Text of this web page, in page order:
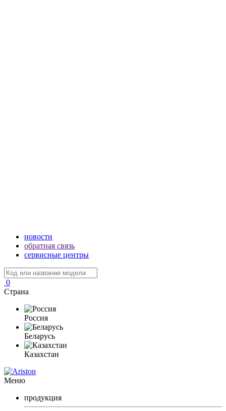
новости
обратная связь
сервисные центры
0
Страна
Россия
Беларусь
Казахстан
Меню
продукция